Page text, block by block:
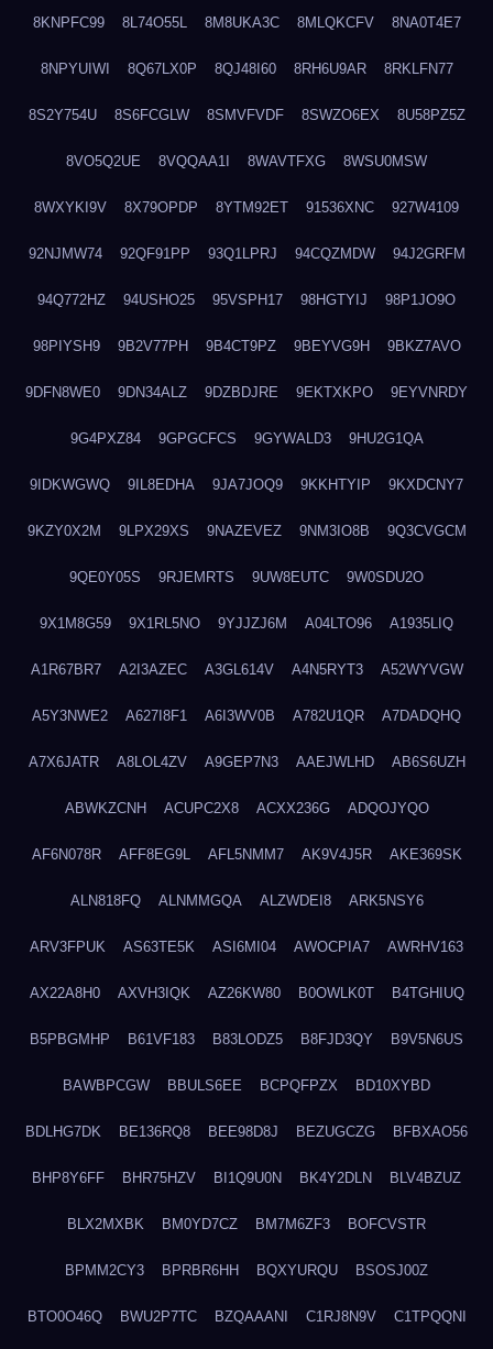
8KNPFC99 8L74O55L 8M8UKA3C 8MLQKCFV 8NA0T4E7
8NPYUIWI 8Q67LX0P 8QJ48I60 8RH6U9AR 8RKLFN77
8S2Y754U 8S6FCGLW 8SMVFVDF 8SWZO6EX 8U58PZ5Z
8VO5Q2UE 8VQQAA1I 8WAVTFXG 8WSU0MSW
8WXYKI9V 8X79OPDP 8YTM92ET 91536XNC 927W4109
92NJMW74 92QF91PP 93Q1LPRJ 94CQZMDW 94J2GRFM
94Q772HZ 94USHO25 95VSPH17 98HGTYIJ 98P1JO9O
98PIYSH9 9B2V77PH 9B4CT9PZ 9BEYVG9H 9BKZ7AVO
9DFN8WE0 9DN34ALZ 9DZBDJRE 9EKTXKPO 9EYVNRDY
9G4PXZ84 9GPGCFCS 9GYWALD3 9HU2G1QA
9IDKWGWQ 9IL8EDHA 9JA7JOQ9 9KKHTYIP 9KXDCNY7
9KZY0X2M 9LPX29XS 9NAZEVEZ 9NM3IO8B 9Q3CVGCM
9QE0Y05S 9RJEMRTS 9UW8EUTC 9W0SDU2O
9X1M8G59 9X1RL5NO 9YJJZJ6M A04LTO96 A1935LIQ
A1R67BR7 A2I3AZEC A3GL614V A4N5RYT3 A52WYVGW
A5Y3NWE2 A627I8F1 A6I3WV0B A782U1QR A7DADQHQ
A7X6JATR A8LOL4ZV A9GEP7N3 AAEJWLHD AB6S6UZH
ABWKZCNH ACUPC2X8 ACXX236G ADQOJYQO
AF6N078R AFF8EG9L AFL5NMM7 AK9V4J5R AKE369SK
ALN818FQ ALNMMGQA ALZWDEI8 ARK5NSY6
ARV3FPUK AS63TE5K ASI6MI04 AWOCPIA7 AWRHV163
AX22A8H0 AXVH3IQK AZ26KW80 B0OWLK0T B4TGHIUQ
B5PBGMHP B61VF183 B83LODZ5 B8FJD3QY B9V5N6US
BAWBPCGW BBULS6EE BCPQFPZX BD10XYBD
BDLHG7DK BE136RQ8 BEE98D8J BEZUGCZG BFBXAO56
BHP8Y6FF BHR75HZV BI1Q9U0N BK4Y2DLN BLV4BZUZ
BLX2MXBK BM0YD7CZ BM7M6ZF3 BOFCVSTR
BPMM2CY3 BPRBR6HH BQXYURQU BSOSJ00Z
BTO0O46Q BWU2P7TC BZQAAANI C1RJ8N9V C1TPQQNI